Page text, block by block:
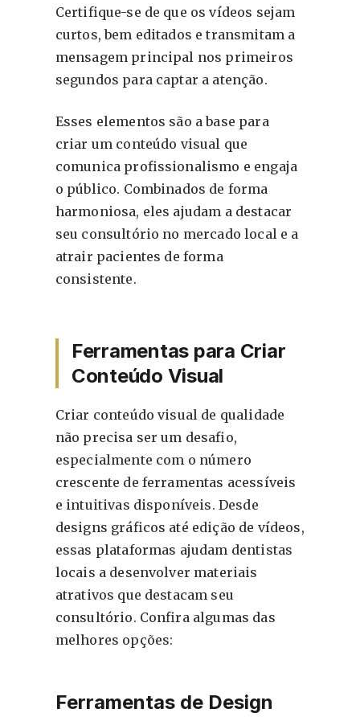
Certifique-se de que os vídeos sejam
curtos, bem editados e transmitam a
mensagem principal nos primeiros
segundos para captar a atenção.
Esses elementos são a base para
criar um conteúdo visual que
comunica profissionalismo e engaja
o público. Combinados de forma
harmoniosa, eles ajudam a destacar
seu consultório no mercado local e a
atrair pacientes de forma
consistente.
Ferramentas para Criar
Conteúdo Visual
Criar conteúdo visual de qualidade
não precisa ser um desafio,
especialmente com o número
crescente de ferramentas acessíveis
e intuitivas disponíveis. Desde
designs gráficos até edição de vídeos,
essas plataformas ajudam dentistas
locais a desenvolver materiais
atrativos que destacam seu
consultório. Confira algumas das
melhores opções:
Ferramentas de Design